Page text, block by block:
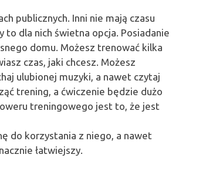
publicznych. Inni nie mają czasu
to dla nich świetna opcja. Posiadanie
domu. Możesz trenować kilka
czas, jaki chcesz. Możesz
ulubionej muzyki, a nawet czytaj
trening, a ćwiczenie będzie dużo
treningowego jest to, że jest
do korzystania z niego, a nawet
łatwiejszy.